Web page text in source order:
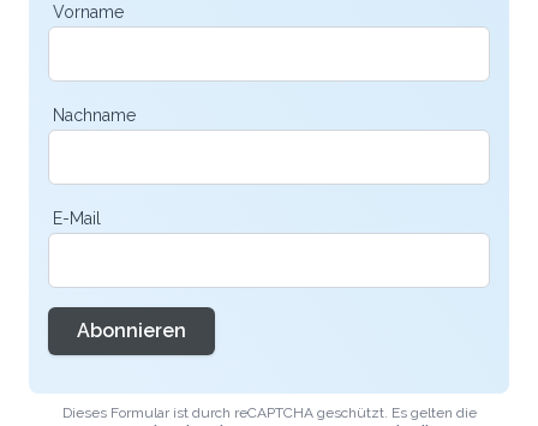
Vorname
Nachname
E-Mail
Abonnieren
Dieses Formular ist durch reCAPTCHA geschützt. Es gelten die